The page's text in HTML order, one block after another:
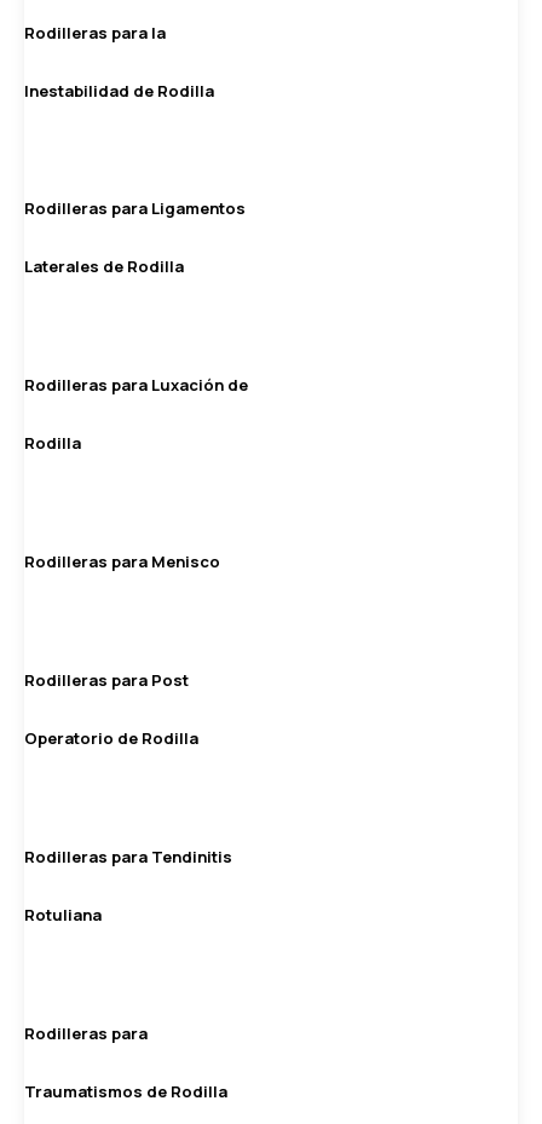
Rodilleras para la
Inestabilidad de Rodilla
Rodilleras para Ligamentos
Laterales de Rodilla
Rodilleras para Luxación de
Rodilla
Rodilleras para Menisco
Rodilleras para Post
Operatorio de Rodilla
Rodilleras para Tendinitis
Rotuliana
Rodilleras para
Traumatismos de Rodilla